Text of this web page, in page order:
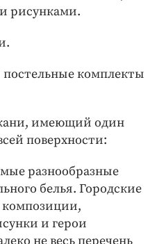
рисунками.
комплекты
имеющий один
поверхности:
разнообразные
белья. Городские
и герои